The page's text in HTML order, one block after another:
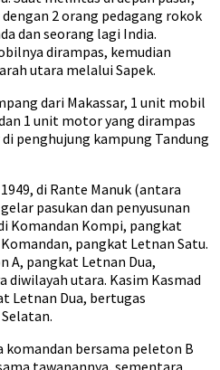
2 orang pedagang rokok
dan seorang lagi India.
dirampas, kemudian
utara melalui Sapek.
dari Makassar, 1 unit mobil
1 unit motor yang dirampas
penghujung kampung Tandung
di Rante Manuk (antara
pasukan dan penyusunan
Komandan Kompi, pangkat
pangkat Letnan Satu.
A, pangkat Letnan Dua,
diwilayah utara. Kasim Kasmad
Letnan Dua, bertugas
komandan bersama peleton B